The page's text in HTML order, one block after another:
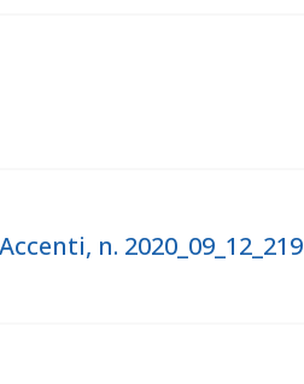
n. 2020_09_12_219